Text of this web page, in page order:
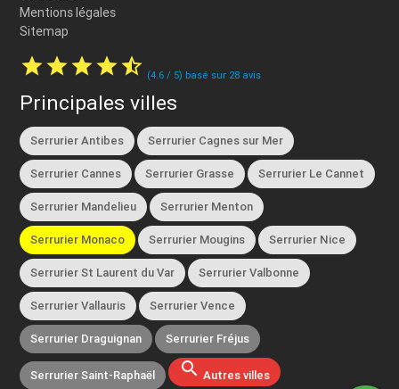
Mentions légales
Sitemap
starstarstarstarstar_half (4.6 / 5) basé sur 28 avis
Principales villes
Serrurier Antibes Serrurier Cagnes sur Mer
Serrurier Cannes Serrurier Grasse Serrurier Le Cannet
Serrurier Mandelieu Serrurier Menton
Serrurier Monaco Serrurier Mougins Serrurier Nice
Serrurier St Laurent du Var Serrurier Valbonne
Serrurier Vallauris Serrurier Vence
Serrurier Draguignan Serrurier Fréjus
Serrurier Saint-Raphaël search Autres villes